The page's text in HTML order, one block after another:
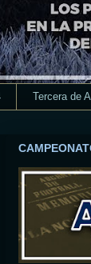
Tercera de